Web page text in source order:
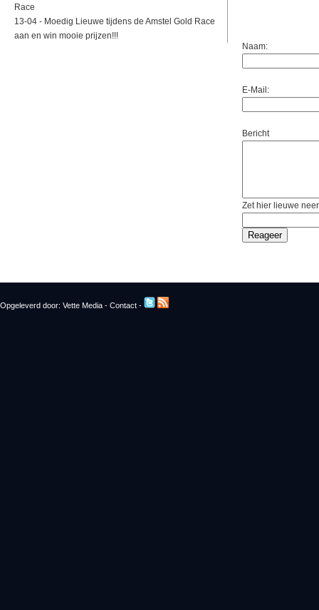
Race
13-04 - Moedig Lieuwe tijdens de Amstel Gold Race
aan en win mooie prijzen!!!
Naam:
E-Mail:
Bericht
Zet hier lieuwe
Opgeleverd door: Vette Media - Contact -